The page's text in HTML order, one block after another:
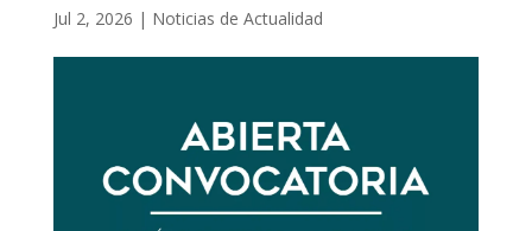
Jul 2, 2026 | Noticias de Actualidad